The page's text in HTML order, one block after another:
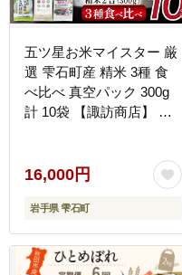
五ツ星お米マイスター 厳
選 雫石町産 精米 3種 食
べ比べ 真空パック 300g
計 10袋 【諏訪商店】 米
イスター 長期保存 銀河の
しずく ひとめぼれ あきた
こまち 3kg 3キロ 小分け
国産 岩手県産 仕送り 人
気 おすすめ
16,000円
岩手県 雫石町